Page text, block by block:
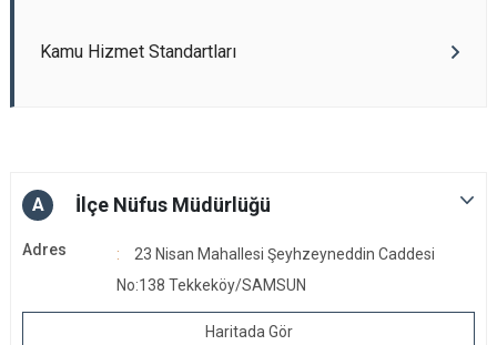
Kamu Hizmet Standartları
A İlçe Nüfus Müdürlüğü
Adres
23 Nisan Mahallesi Şeyhzeyneddin Caddesi
No:138 Tekkeköy/SAMSUN
Haritada Gör